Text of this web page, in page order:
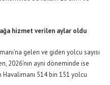
hizmet verilen aylar oldu
gelen ve giden yolcu sayısı
2026’nın ayni döneminde ise
Havalimanı 514 bin 151 yolcu